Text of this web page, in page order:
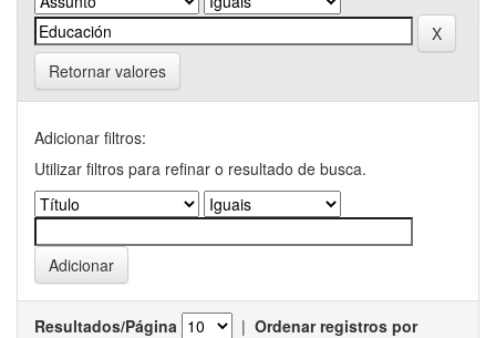
Retornar valores
Adicionar filtros:
Utilizar filtros para refinar o resultado de busca.
Resultados/Página | Ordenar registros por